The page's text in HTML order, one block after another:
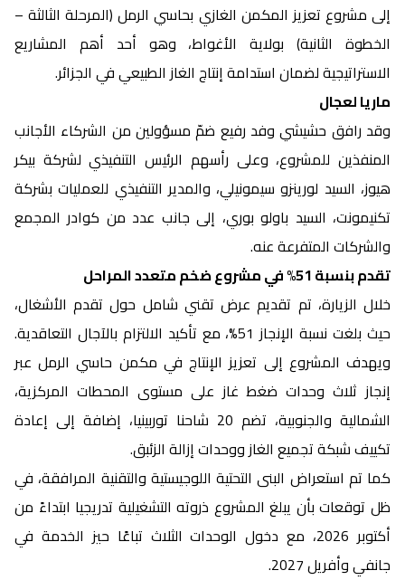
إلى مشروع تعزيز المكمن الغازي بحاسي الرمل (المرحلة الثالثة –
الخطوة الثانية) بولاية الأغواط، وهو أحد أهم المشاريع
الاستراتيجية لضمان استدامة إنتاج الغاز الطبيعي في الجزائر.
ماريا لعجال
وقد رافق حشيشي وفد رفيع ضمّ مسؤولين من الشركاء الأجانب
المنفذين للمشروع، وعلى رأسهم الرئيس التنفيذي لشركة بيكر
هيوز، السيد لورينزو سيمونيلي، والمدير التنفيذي للعمليات بشركة
تكنيمونت، السيد باولو بوري، إلى جانب عدد من كوادر المجمع
والشركات المتفرعة عنه.
تقدم بنسبة 51% في مشروع ضخم متعدد المراحل
خلال الزيارة، تم تقديم عرض تقني شامل حول تقدم الأشغال،
حيث بلغت نسبة الإنجاز 51%، مع تأكيد الالتزام بالآجال التعاقدية.
ويهدف المشروع إلى تعزيز الإنتاج في مكمن حاسي الرمل عبر
إنجاز ثلاث وحدات ضغط غاز على مستوى المحطات المركزية،
الشمالية والجنوبية، تضم 20 شاحنا توربينيا، إضافة إلى إعادة
تكييف شبكة تجميع الغاز ووحدات إزالة الزئبق.
كما تم استعراض البنى التحتية اللوجيستية والتقنية المرافقة، في
ظل توقعات بأن يبلغ المشروع ذروته التشغيلية تدريجيا ابتداءً من
أكتوبر 2026، مع دخول الوحدات الثلاث تباعًا حيز الخدمة في
جانفي وأفريل 2027.